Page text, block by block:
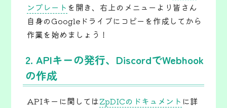
ンプレート を開き、右上のメニューより皆さん
自身のGoogleドライブにコピーを作成してから
作業を始めましょう！
2. APIキーの発行、DiscordでWebhook
の作成
APIキーに関してはZpDICのドキュメント に詳